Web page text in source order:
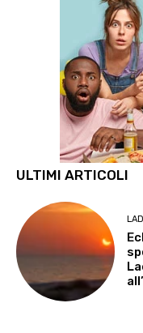
ULTIMI ARTICOLI